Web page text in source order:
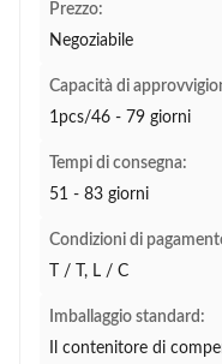
Prezzo:
Negoziabile
Capacità di
1pcs/46 - 79 giorni
Tempi di consegna:
51 - 83 giorni
Condizioni di
T / T, L / C
Imballaggio standard:
Il contenitore di